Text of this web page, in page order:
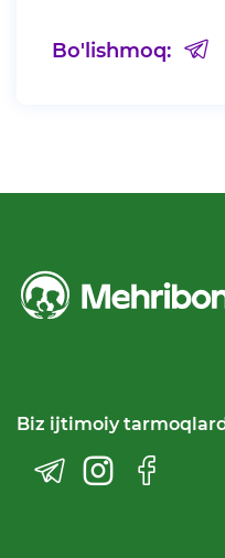
Bo'lishmoq:
Biz ijtimoiy